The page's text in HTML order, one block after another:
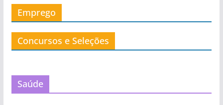
Emprego
Concursos e Seleções
Saúde